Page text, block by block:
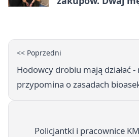
<< Poprzedni
Hodowcy drobiu mają działać
przypomina o zasadach
Policjantki i pracownice